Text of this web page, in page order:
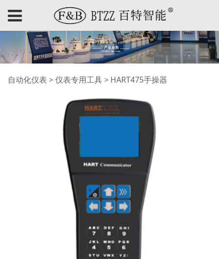
HART475手操器
自动化仪表 > 仪表专用工具> HART475手操器